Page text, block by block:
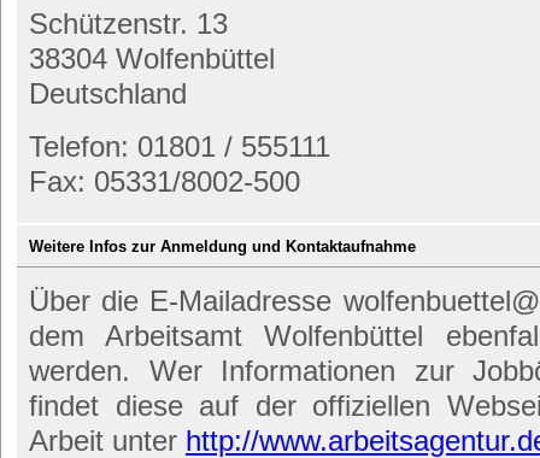
Schützenstr. 13
38304 Wolfenbüttel
Deutschland
Telefon: 01801 / 555111
Fax: 05331/8002-500
Weitere Infos zur Anmeldung und Kontaktaufnahme
Über die E-Mailadresse
dem Arbeitsamt Wolfenbüttel
werden. Wer Informationen zur
findet diese auf der offiziellen
Arbeit unter http://